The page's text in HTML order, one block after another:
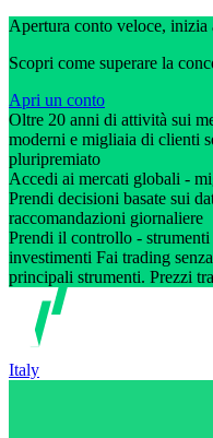
Apertura conto veloce, inizia
Scopri come superare la
Apri un conto
Oltre 20 anni di attività sui
moderni e migliaia di clienti
pluripremiato
Accedi ai mercati globali -
Prendi decisioni basate sui
raccomandazioni giornaliere
Prendi il controllo -
investimenti Fai trading
principali strumenti. Prezzi
Italy